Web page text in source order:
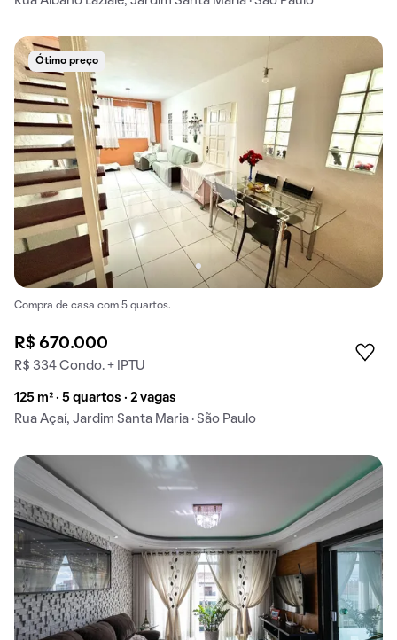
Ótimo preço
Compra de casa com 5 quartos.
R$ 670.000
R$ 334 Condo. + IPTU
125 m² · 5 quartos · 2 vagas
Rua Açaí, Jardim Santa Maria · São Paulo